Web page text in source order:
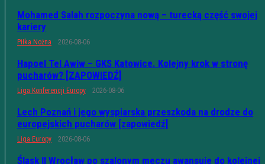
Mohamed Salah rozpoczyna nową – turecką część swojej
kariery
Piłka Nożna 2026-08-06
Hapoel Tel Awiw – GKS Katowice. Kolejny krok w stronę
pucharów? [ZAPOWIEDŹ]
Liga Konferencji Europy 2026-08-06
Lech Poznań i jego wyspiarska przeszkoda na drodze do
europejskich pucharów [zapowiedź]
Liga Europy 2026-08-06
Śląsk II Wrocław po szalonym meczu awansuje do kolejnej